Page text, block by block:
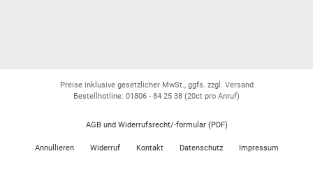
Preise inklusive gesetzlicher MwSt., ggfs. zzgl. Versand
Bestellhotline: 01806 - 84 25 38 (20ct pro Anruf)
AGB und Widerrufsrecht/-formular (PDF)
Annullieren Widerruf Kontakt Datenschutz Impressum